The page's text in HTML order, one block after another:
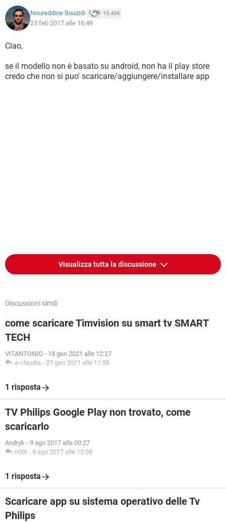
Noureddine Bouzidi 15.404
23 feb 2017 alle 16:49
Ciao,
se il modello non è basato su android, non ha il play store
credo che non si puo' scaricare/aggiungere/installare app
Visualizza tutta la discussione
Discussioni simili
come scaricare Timvision su smart tv SMART
TECH
VITANTONIO - 18 gen 2021 alle 12:27
e-claudia - 27 gen 2021 alle 11:58
1 risposta
TV Philips Google Play non trovato, come
scaricarlo
Andryk - 9 ago 2017 alle 00:27
n00r - 9 ago 2017 alle 13:08
1 risposta
Scaricare app su sistema operativo delle Tv
Philips